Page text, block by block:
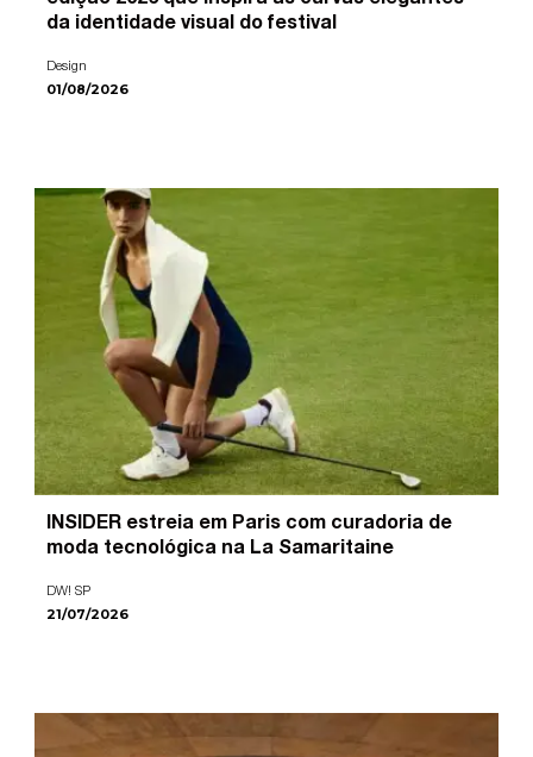
da identidade visual do festival
Design
01/08/2026
INSIDER estreia em Paris com curadoria de
moda tecnológica na La Samaritaine
DW! SP
21/07/2026